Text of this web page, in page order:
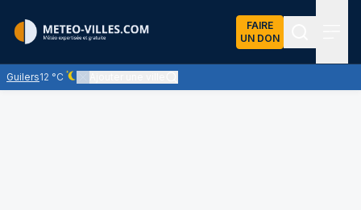
FAIRE
UN DON
Guilers12 °C
Ciel dégagé - quasiment pas de nuages